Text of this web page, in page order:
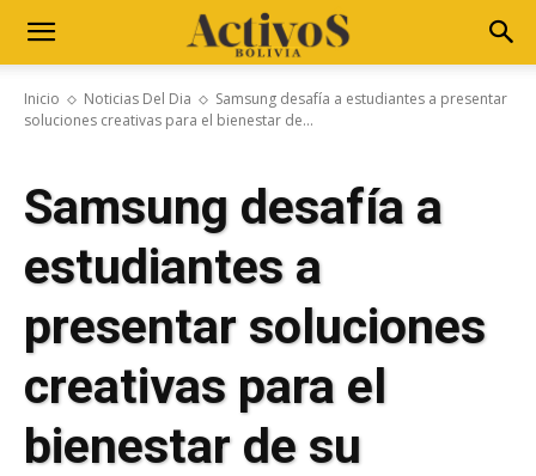
Inicio Noticias Del Dia
Samsung desafía a estudiantes a presentar
soluciones creativas para el bienestar de...
Samsung desafía a
estudiantes a
presentar soluciones
creativas para el
bienestar de su